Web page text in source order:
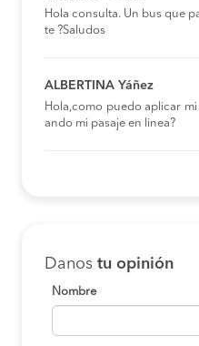
Hola consulta. Un bus que
te ?Saludos
ALBERTINA Yáñez
Hola,como puedo aplicar
ando mi pasaje en linea?
Danos tu opinión
Nombre